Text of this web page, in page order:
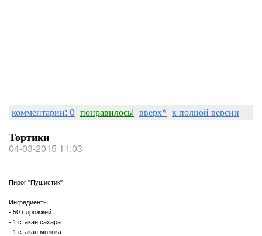
комментарии: 0 понравилось! вверх^ к полной версии
Тортики
04-03-2015 11:03
Пирог "Пушистик"
Ингредиенты:
- 50 г дрожжей
- 1 стакан сахара
- 1 стакан молока